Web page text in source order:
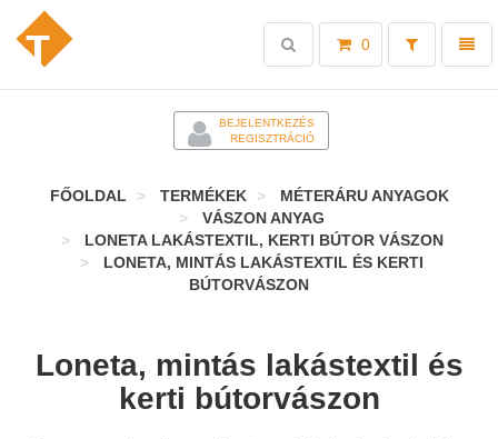
Toggle
0
Toggle
search
BEJELENTKEZÉS
REGISZTRÁCIÓ
FŐOLDAL TERMÉKEK
MÉTERÁRU ANYAGOK
VÁSZON ANYAG
LONETA LAKÁSTEXTIL, KERTI BÚTOR VÁSZON
LONETA, MINTÁS LAKÁSTEXTIL ÉS KERTI
BÚTORVÁSZON
Loneta, mintás lakástextil és
kerti bútorvászon